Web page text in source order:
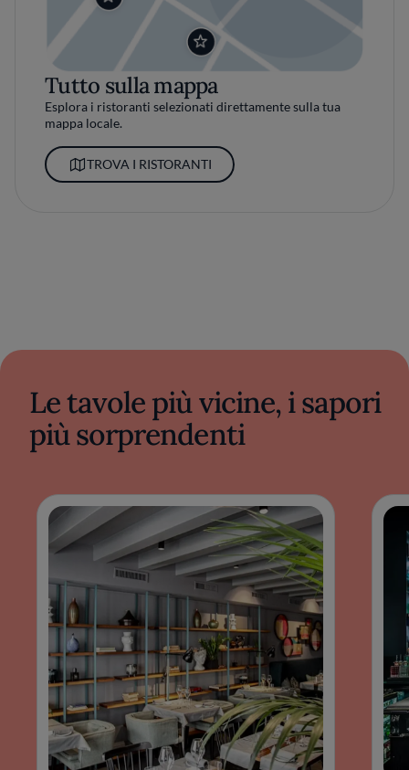
Tutto sulla mappa
Esplora i ristoranti selezionati direttamente sulla tua
mappa locale.
TROVA I RISTORANTI
Le tavole più vicine, i sapori
più sorprendenti